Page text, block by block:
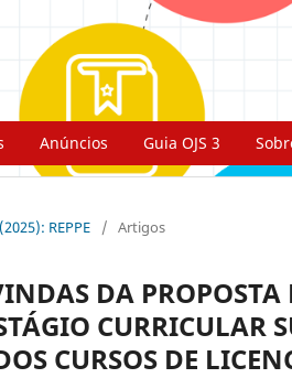
Anúncios Guia OJS 3
REPPE / Artigos
DA
CURRICULAR
CURSOS DE